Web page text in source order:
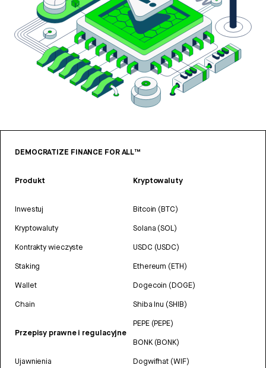
DEMOCRATIZE FINANCE FOR ALL™
Produkt
Inwestuj
Kryptowaluty
Kontrakty wieczyste
Staking
Wallet
Chain
Przepisy prawne i regulacyjne
Ujawnienia
Kryptowaluty
Bitcoin (BTC)
Solana (SOL)
USDC (USDC)
Ethereum (ETH)
Dogecoin (DOGE)
Shiba Inu (SHIB)
PEPE (PEPE)
BONK (BONK)
Dogwifhat (WIF)